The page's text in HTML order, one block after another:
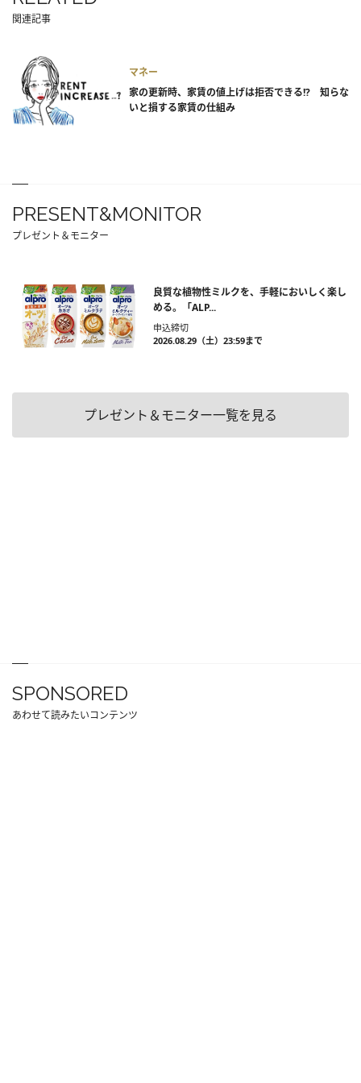
関連記事
マネー
家の更新時、家賃の値上げは拒否できる!? 知らな
いと損する家賃の仕組み
PRESENT&MONITOR
プレゼント＆モニター
良質な植物性ミルクを、手軽においしく楽し
める。「ALP...
申込締切
2026.08.29（土）23:59まで
プレゼント＆モニター一覧を見る
SPONSORED
あわせて読みたいコンテンツ